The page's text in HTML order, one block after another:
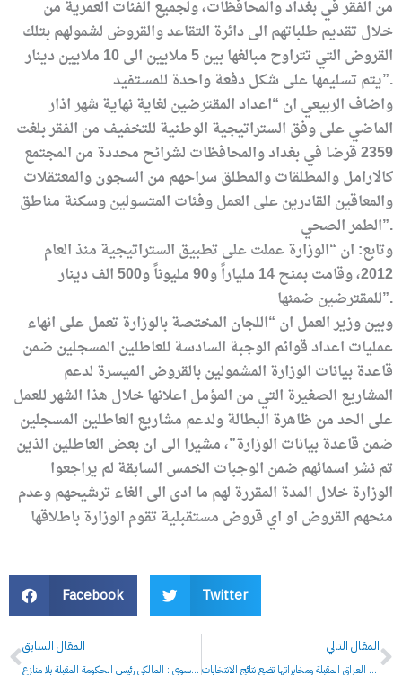
من الفقر في بغداد والمحافظات، ولجميع الفئات العمرية من
خلال تقديم طلباتهم الى دائرة التقاعد والقروض لشمولهم بتلك
القروض التي تتراوح مبالغها بين 5 ملايين الى 10 ملايين دينار
يتم تسليمها على شكل دفعة واحدة للمستفيد”.
واضاف الربيعي ان “اعداد المقترضين لغاية نهاية شهر اذار
الماضي على وفق الستراتيجية الوطنية للتخفيف من الفقر بلغت
2359 قرضا في بغداد والمحافظات لشرائح محددة من المجتمع
كالارامل والمطلقات والمطلق سراحهم من السجون والمعتقلات
والمعاقين القادرين على العمل وفئات المتسولين وسكنة مناطق
الطمر الصحي”.
وتابع: ان “الوزارة عملت على تطبيق الستراتيجية منذ العام
2012، وقامت بمنح 14 ملياراً و90 مليوناً و500 الف دينار
للمقترضين ضمنها”.
وبين وزير العمل ان “اللجان المختصة بالوزارة تعمل على انهاء
عمليات اعداد قوائم الوجبة السادسة للعاطلين المسجلين ضمن
قاعدة بيانات الوزارة المشمولين بالقروض الميسرة لدعم
المشاريع الصغيرة التي من المؤمل اعلانها خلال هذا الشهر للعمل
على الحد من ظاهرة البطالة ولدعم مشاريع العاطلين المسجلين
ضمن قاعدة بيانات الوزارة”، مشيرا الى ان بعض العاطلين الذين
تم نشر اسمائهم ضمن الوجبات الخمس السابقة لم يراجعوا
الوزارة خلال المدة المقررة لهم ما ادى الى الغاء ترشيحهم وعدم
منحهم القروض او اي قروض مستقبلية تقوم الوزارة باطلاقها
Facebook Twitter
Prev
المقال السابق
الموسوي : المالكي رئيس الحكومة المقبلة بلا منازع
المقال التالي
اميركا تقرر رئيس حكومة العراق المقبلة ومخابراتها تضع نتائج الانتخابات